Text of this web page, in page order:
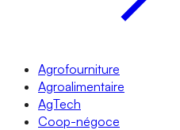
Agrofourniture
Agroalimentaire
AgTech
Coop-négoce